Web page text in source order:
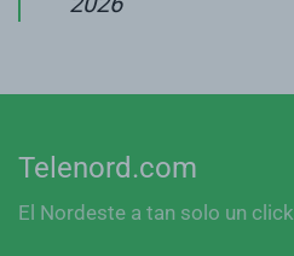
Telenord.com
El Nordeste a tan solo un click